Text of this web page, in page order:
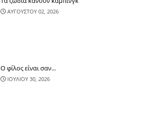
ΑΥΓΟΥΣΤΟΥ 02, 2026
Ο φίλος είναι σαν...
ΙΟΥΛΙΟΥ 30, 2026